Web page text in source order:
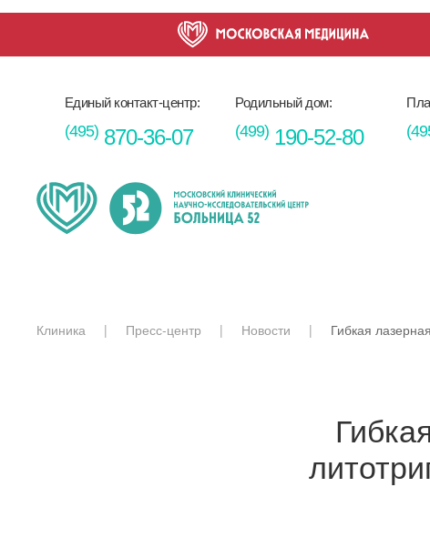
Единый контакт-центр:
(495)870-36-07
Родильный дом:
(499) 190-52-80
Клиника Пресс-центр Новости Гибкая